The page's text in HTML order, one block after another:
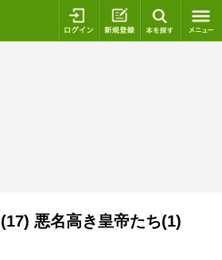
ログイン 新規登録
悪名高き皇帝たち(1)